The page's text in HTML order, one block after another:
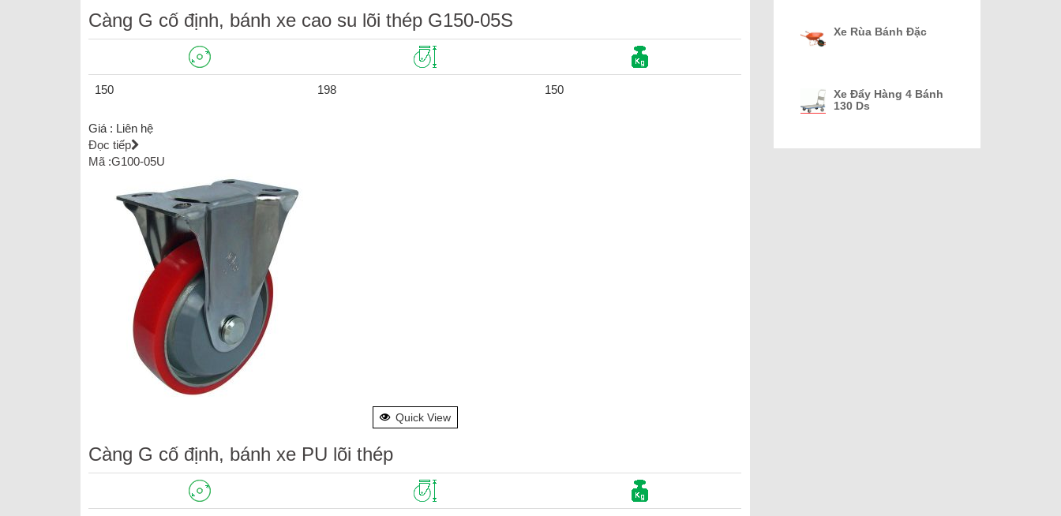
Càng G cố định, bánh xe cao su lõi thép G150-05S
150 198 150
Giá : Liên hệ
Đọc tiếp
Mã :G100-05U
Quick View
Càng G cố định, bánh xe PU lõi thép
Xe Rùa Bánh Đặc
Xe Đẩy Hàng 4 Bánh
130 Ds